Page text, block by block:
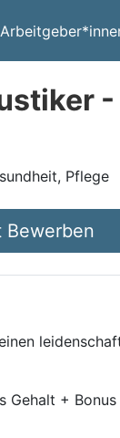
Pflege
Bewerben
+